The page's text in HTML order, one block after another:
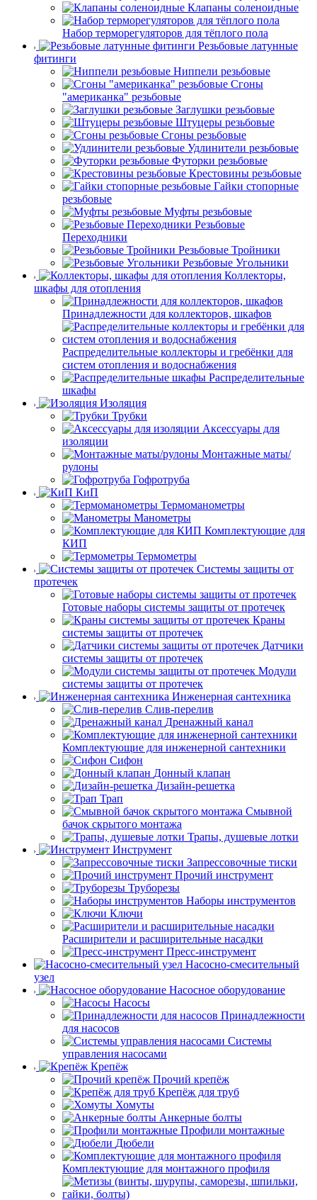
Клапаны соленоидные
Набор терморегуляторов для тёплого пола
Резьбовые латунные
фитинги
Ниппели резьбовые
Сгоны
"американка" резьбовые
Заглушки резьбовые
Штуцеры резьбовые
Сгоны резьбовые
Удлинители резьбовые
Футорки резьбовые
Крестовины резьбовые
Гайки стопорные
резьбовые
Муфты резьбовые
Резьбовые
Переходники
Резьбовые Тройники
Резьбовые Угольники
Коллекторы,
шкафы для отопления
Принадлежности для коллекторов, шкафов
Распределительные коллекторы и гребёнки для
систем отопления и водоснабжения
Распределительные
шкафы
Изоляция
Трубки
Аксессуары для
изоляции
Монтажные маты/
рулоны
Гофротруба
КиП
Термоманометры
Манометры
Комплектующие для
КИП
Термометры
Системы защиты от
протечек
Готовые наборы системы защиты от протечек
Краны
системы защиты от протечек
Датчики
системы защиты от протечек
Модули
системы защиты от протечек
Инженерная сантехника
Слив-перелив
Дренажный канал
Комплектующие для инженерной сантехники
Сифон
Донный клапан
Дизайн-решетка
Трап
Смывной
бачок скрытого монтажа
Трапы, душевые лотки
Инструмент
Запрессовочные тиски
Прочий инструмент
Труборезы
Наборы инструментов
Ключи
Расширители и расширительные насадки
Пресс-инструмент
Насосно-смесительный
узел
Насосное оборудование
Насосы
Принадлежности
для насосов
Системы
управления насосами
Крепёж
Прочий крепёж
Крепёж для труб
Хомуты
Анкерные болты
Профили монтажные
Дюбели
Комплектующие для монтажного профиля